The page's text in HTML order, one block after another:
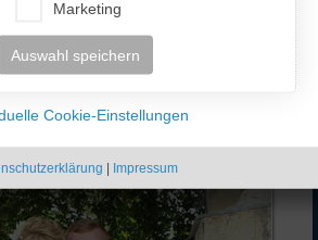
einsame Männer, die sich nach
die Familie und Familienwerte sehr.
Marketing
Auswahl speichern
Cookie-Einstellungen
| Impressum